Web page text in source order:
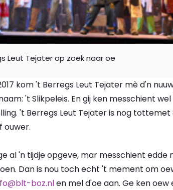
Leut Tejater op zoek naar oe
kom 't Berregs Leut Tejater mè d'n
't Slikpeleis. En gij ken messchient
't Berregs Leut Tejater is nog
ouwer.
al 'n tijdje opgeve, mar messchient
Dan is nou toch echt 't mement om
boz.nlen mel d'oe aan. Ge ken oew